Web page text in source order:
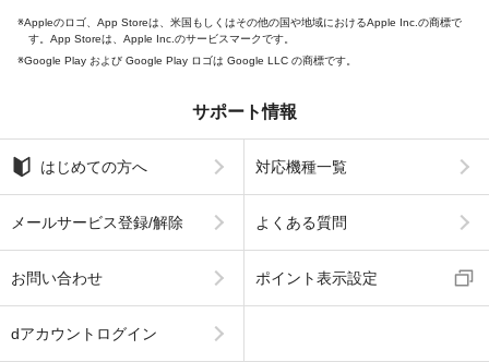
Appleのロゴ、App Storeは、米国もしくはその他の国や地域におけるApple Inc.の商標で
す。App Storeは、Apple Inc.のサービスマークです。
Google Play および Google Play ロゴは Google LLC の商標です。
サポート情報
はじめての方へ 対応機種一覧
メールサービス登録/解除 よくある質問
お問い合わせ ポイント表示設定
dアカウントログイン